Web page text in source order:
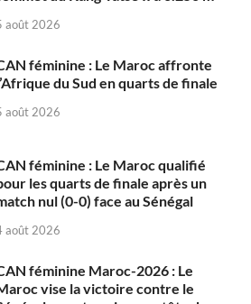
août 2026
féminine : Le Maroc affronte
du Sud en quarts de finale
août 2026
féminine : Le Maroc qualifié
les quarts de finale après un
nul (0-0) face au Sénégal
août 2026
féminine Maroc-2026 : Le
vise la victoire contre le